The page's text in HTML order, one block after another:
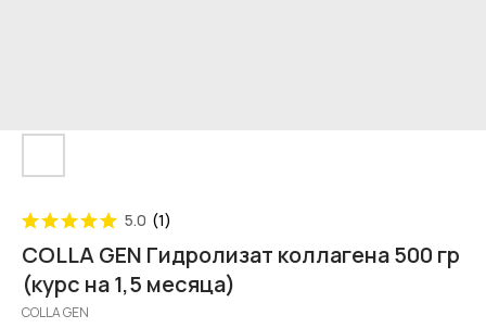
5.0 (1)
COLLA GEN Гидролизат коллагена 500 гр
(курс на 1,5 месяца)
COLLA GEN